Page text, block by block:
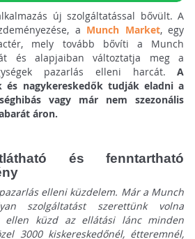
új szolgáltatással bővült. A
a Munch Market, egy
mely tovább bővíti a Munch
és alapjaiban változtatja meg a
pazarlás elleni harcát.A
nagykereskedők tudják eladni a
vagy már nem szezonális
áron.
és fenntartható
elleni küzdelem. Már a Munch
szolgáltatást szerettünk volna
ellen küzd az ellátási lánc minden
3000 kiskereskedőnél, étteremnél,